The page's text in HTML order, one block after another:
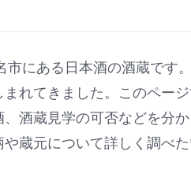
にある日本酒の酒蔵です
れてきました。このペー
酒蔵見学の可否などを分か
蔵元について詳しく調べ